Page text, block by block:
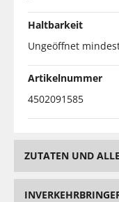
Haltbarkeit
Ungeöffnet
Artikelnummer
4502091585
ZUTATEN UND